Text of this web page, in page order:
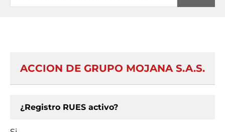
ACCION DE GRUPO MOJANA S.A.S.
¿Registro RUES activo?